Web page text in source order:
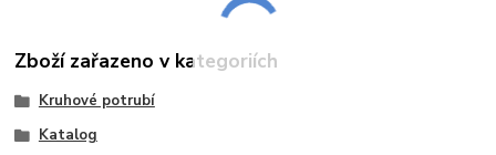
Zboží zařazeno v kategoriích
Kruhové potrubí
Katalog